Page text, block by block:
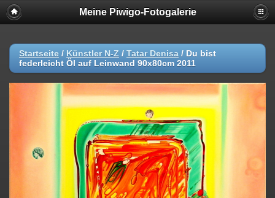
Meine Piwigo-Fotogalerie
Startseite / Künstler N-Z / Tatar Denisa / Du bist
federleicht Öl auf Leinwand 90x80cm 2011